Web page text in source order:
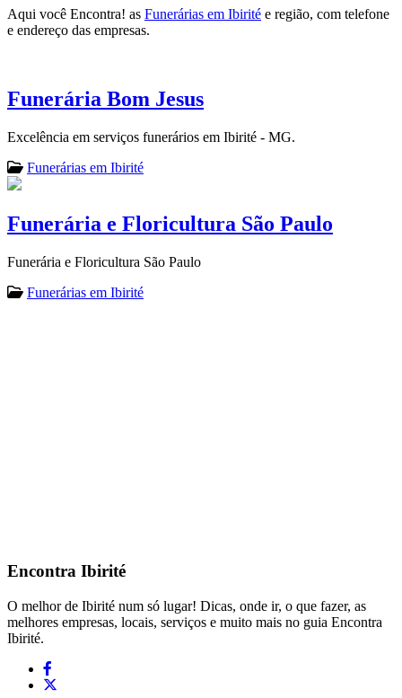
Aqui você Encontra! as Funerárias em Ibirité e região, com telefone
e endereço das empresas.
Funerária Bom Jesus
Excelência em serviços funerários em Ibirité - MG.
Funerárias em Ibirité
Funerária e Floricultura São Paulo
Funerária e Floricultura São Paulo
Funerárias em Ibirité
Encontra Ibirité
O melhor de Ibirité num só lugar! Dicas, onde ir, o que fazer, as
melhores empresas, locais, serviços e muito mais no guia Encontra
Ibirité.